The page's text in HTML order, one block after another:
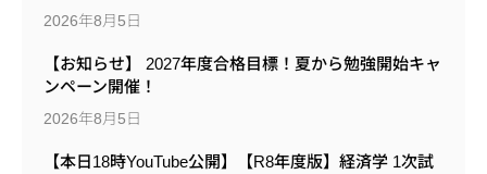
2026年8月5日
【お知らせ】 2027年度合格目標！夏から勉強開始キャ
ンペーン開催！
2026年8月5日
【本日18時YouTube公開】【R8年度版】経済学 1次試